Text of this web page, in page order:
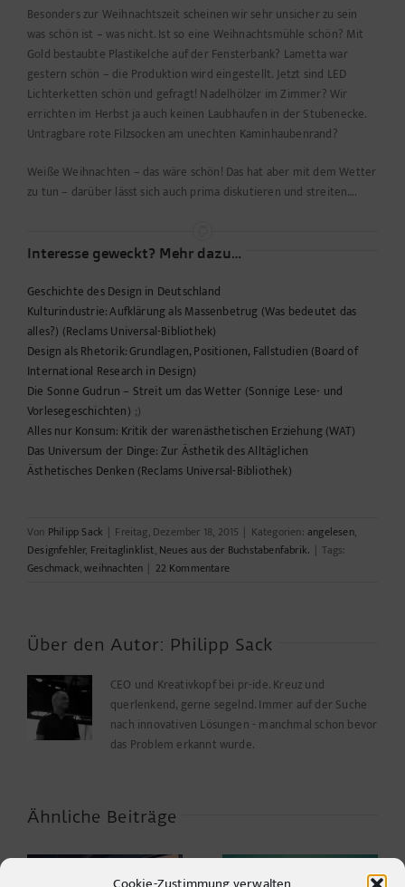
Besonders zur Weihnachtszeit scheinen wir sehr unsicher zu sein
was schön ist – was nicht. Ist so eine Weihnachtsmühle schön? Mit
Gold bestaubte Plastikelche auf der Fensterbank? Lametta war
gestern schön – die Produktion wird eingestellt. Jetzt sind LED
Lichterketten schön und gefragt! Nadelhölzer im Zimmer? Wir
errichten im Herbst ja auch keinen Laubhaufen in der Stubenecke.
Untragbare rote Filzsocken am unechten Kaminhaubenrand?
Weiße Weihnachten – das wäre schön! Das hat aber mit dem Wetter
zu tun – darüber lässt sich auch prima diskutieren und streiten….
Interesse geweckt? Mehr dazu…
Geschichte des Design in Deutschland
Kulturindustrie: Aufklärung als Massenbetrug (Was bedeutet das
alles?) (Reclams Universal-Bibliothek)
Design als Rhetorik: Grundlagen, Positionen, Fallstudien (Board of
International Research in Design)
Die Sonne Gudrun – Streit um das Wetter (Sonnige Lese- und
Vorlesegeschichten) ;)
Alles nur Konsum: Kritik der warenästhetischen Erziehung (WAT)
Das Universum der Dinge: Zur Ästhetik des Alltäglichen
Ästhetisches Denken (Reclams Universal-Bibliothek)
Von Philipp Sack | Freitag, Dezember 18, 2015 | Kategorien: angelesen,
Designfehler, Freitaglinklist, Neues aus der Buchstabenfabrik. | Tags:
Geschmack,weihnachten | 22 Kommentare
Über den Autor: Philipp Sack
CEO und Kreativkopf bei pr-ide. Kreuz und
querlenkend, gerne segelnd. Immer auf der Suche
nach innovativen Lösungen - manchmal schon bevor
das Problem erkannt wurde.
Ähnliche Beiträge